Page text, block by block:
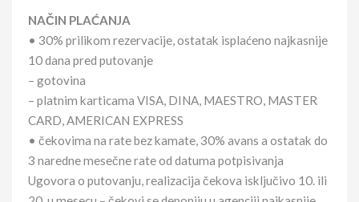
NAČIN PLAĆANJA
• 30% prilikom rezervacije, ostatak isplaćeno najkasnije
10 dana pred putovanje
– gotovina
– platnim karticama VISA, DINA, MAESTRO, MASTER
CARD, AMERICAN EXPRESS
• čekovima na rate bez kamate, 30% avans a ostatak do
3 naredne mesečne rate od datuma potpisivanja
Ugovora o putovanju, realizacija čekova isključivo 10. ili